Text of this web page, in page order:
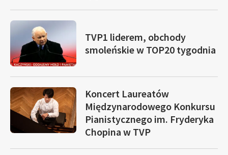
TVP1 liderem, obchody
smoleńskie w TOP20 tygodnia
Koncert Laureatów
Międzynarodowego Konkursu
Pianistycznego im. Fryderyka
Chopina w TVP